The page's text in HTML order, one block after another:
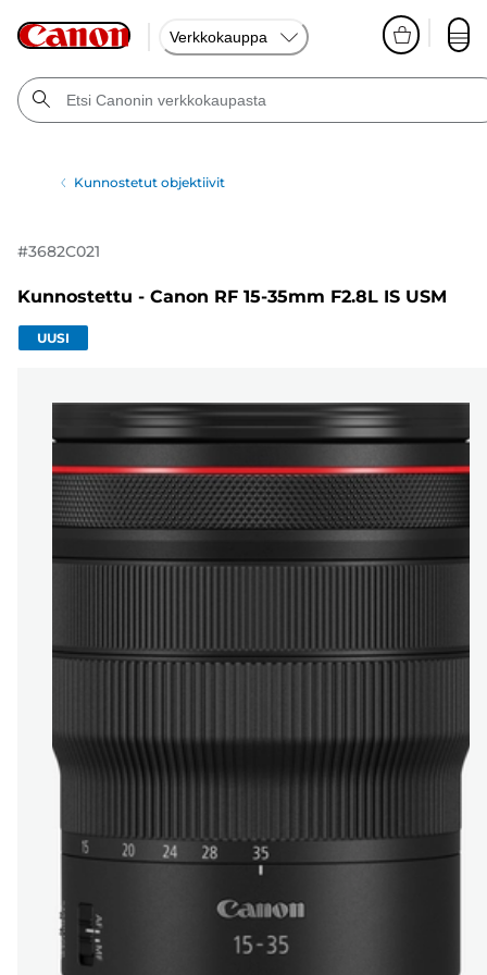
Verkkokauppa
Kunnostetut objektiivit
#3682C021
Kunnostettu - Canon RF 15-35mm F2.8L IS USM
UUSI